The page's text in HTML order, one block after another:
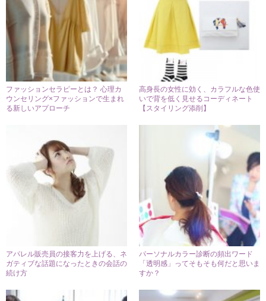
ファッションセラピーとは？ 心理カ
ウンセリング×ファッションで生まれ
る新しいアプローチ
高身長の女性に効く、カラフルな色使
いで背を低く見せるコーディネート
【スタイリング添削】
アパレル販売員の接客力を上げる、ネ
ガティブな話題になったときの会話の
続け方
パーソナルカラー診断の頻出ワード
「透明感」ってそもそも何だと思いま
すか？